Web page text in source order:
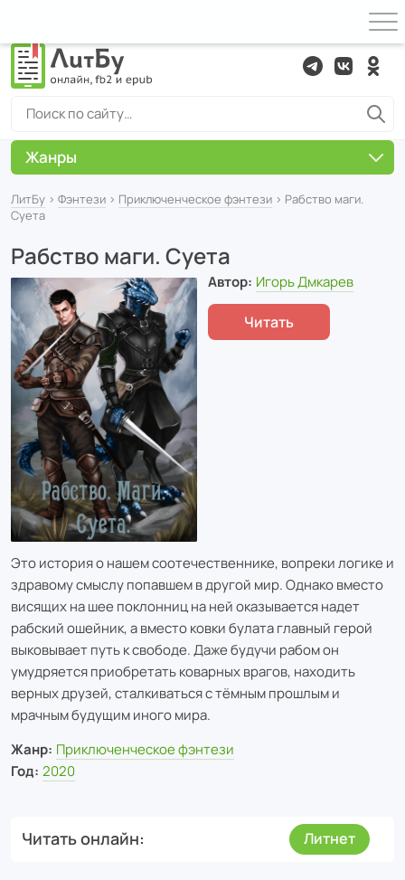
ЛитБу › Фэнтези › Приключенческое фэнтези › Рабство маги.
Суета
Рабство маги. Суета
Автор: Игорь Дмкарев
Читать
Это история о нашем соотечественнике, вопреки логике и
здравому смыслу попавшем в другой мир. Однако вместо
висящих на шее поклонниц на ней оказывается надет
рабский ошейник, а вместо ковки булата главный герой
выковывает путь к свободе. Даже будучи рабом он
умудряется приобретать коварных врагов, находить
верных друзей, сталкиваться с тёмным прошлым и
мрачным будущим иного мира.
Жанр: Приключенческое фэнтези
Год: 2020
Читать онлайн Литнет
Жанры